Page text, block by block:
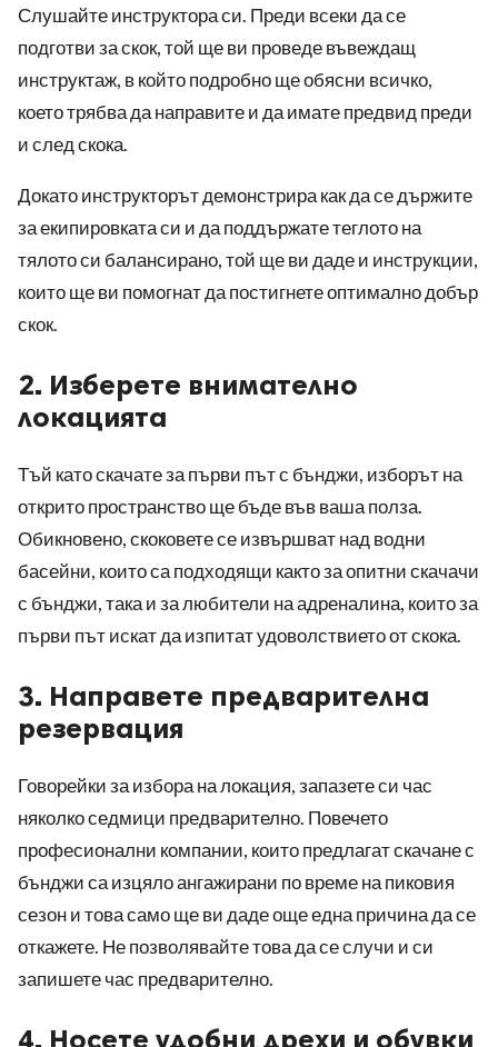
Слушайте инструктора си. Преди всеки да се
подготви за скок, той ще ви проведе въвеждащ
инструктаж, в който подробно ще обясни всичко,
което трябва да направите и да имате предвид преди
и след скока.
Докато инструкторът демонстрира как да се държите
за екипировката си и да поддържате теглото на
тялото си балансирано, той ще ви даде и инструкции,
които ще ви помогнат да постигнете оптимално добър
скок.
2. Изберете внимателно
локацията
Тъй като скачате за първи път с бънджи, изборът на
открито пространство ще бъде във ваша полза.
Обикновено, скоковете се извършват над водни
басейни, които са подходящи както за опитни скачачи
с бънджи, така и за любители на адреналина, които за
първи път искат да изпитат удоволствието от скока.
3. Направете предварителна
резервация
Говорейки за избора на локация, запазете си час
няколко седмици предварително. Повечето
професионални компании, които предлагат скачане с
бънджи са изцяло ангажирани по време на пиковия
сезон и това само ще ви даде още една причина да се
откажете. Не позволявайте това да се случи и си
запишете час предварително.
4. Носете удобни дрехи и обувки